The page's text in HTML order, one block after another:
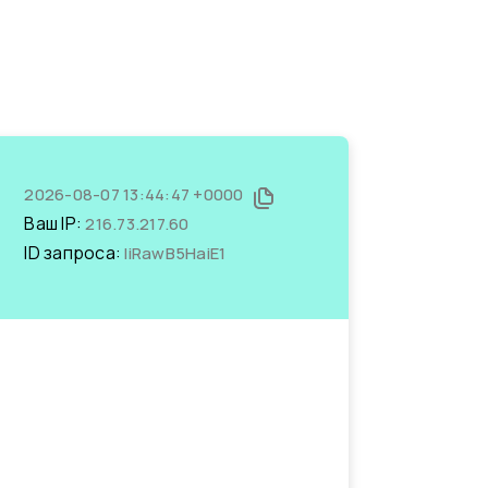
2026-08-07 13:44:47 +0000
Ваш IP:216.73.217.60
ID запроса:liRawB5HaiE1